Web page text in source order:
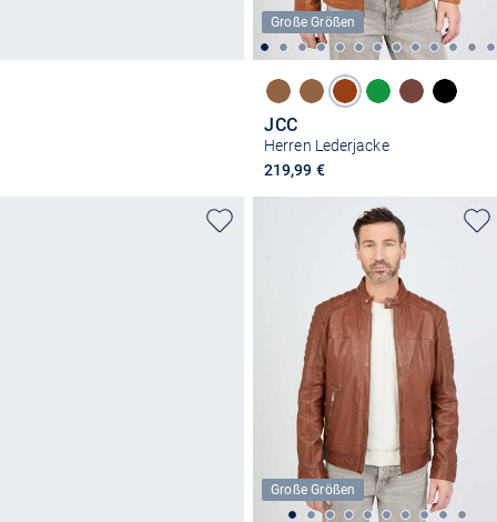
Große Größen
JCC
Herren Lederjacke
219,99 €
Große Größen